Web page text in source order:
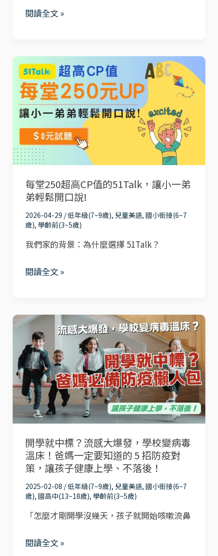
懶
看！
一
線
上
美
語
程，
孩
子
在
家
就
接
際
閱讀全文 »
每堂250超高CP值的51Talk，讓小一弟
弟輕鬆開口說!
2026-04-29 /低年級(7~9歲), 兒童美語, 國小銜接(6~7
歲), 學齡前(3~5歲)
我們家的背景：為什麼選擇 51Talk？
每
堂
250
超
CP
值
51Talk，
讓
小
一
弟
輕
口
說!
閱讀全文 »
開學就中標？流感大爆發，學校變病毒
溫床！爸媽一定要知道的 5 招防疫對
策，讓孩子健康上學、不落後！
2025-02-08 /低年級(7~9歲), 兒童美語, 國小銜接(6~7
歲), 國高中(13~18歲), 學齡前(3~5歲)
「怎麼才剛開學沒幾天，孩子就開始咳嗽流鼻
開
學
就
中
標？
流
感
爆
發，
學
校
變
病
溫
閱讀全文 »